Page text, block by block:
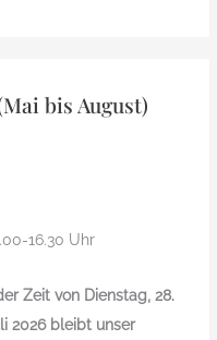
bis August)
16.30 Uhr
Zeit von Dienstag, 28.
2026 bleibt unser